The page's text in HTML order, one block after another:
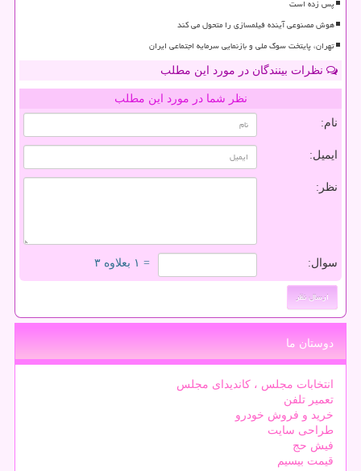
پس زده است
هوش مصنوعی آینده فیلمسازی را متحول می کند
تهران، پایتخت سوگ ملی و بازنمایی سرمایه اجتماعی ایران
نظرات بینندگان در مورد این مطلب
نظر شما در مورد این مطلب
نام:
ایمیل:
نظر:
سوال: = ۱ بعلاوه ۳
دوستان ما
انتخابات مجلس ، کاندیدای مجلس
تعمیر تلفن
خرید و فروش خودرو
طراحی سایت
فیش حج
قیمت بیسیم